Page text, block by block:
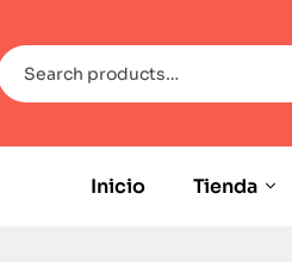
Inicio Tienda